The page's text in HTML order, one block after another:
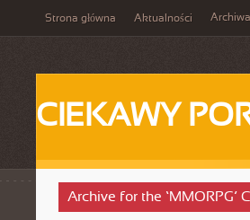
Strona główna Aktualności Archiwa
CIEKAWY
Archive for the ‘MMORPG’